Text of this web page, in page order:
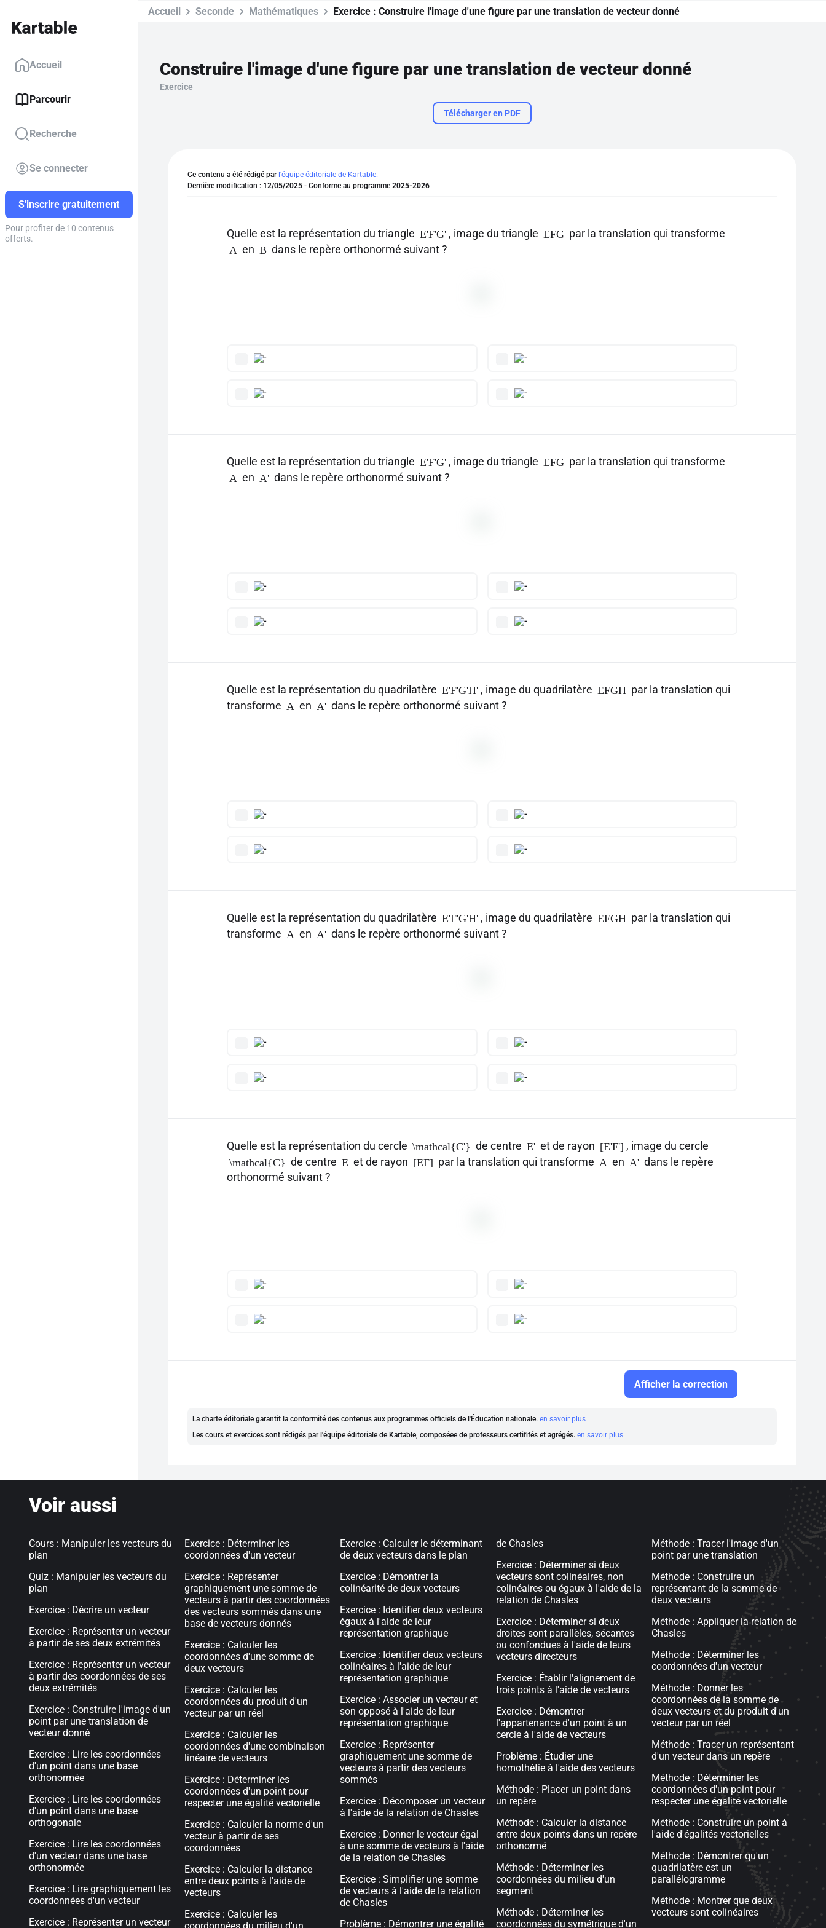
Accueil
Parcourir
Recherche
Se connecter
S'inscrire gratuitement
Pour profiter de 10 contenus
offerts.
Accueil Seconde Mathématiques Exercice : Construire l'image d'une figure par une translation de vecteur donné
Construire l'image d'une figure par une translation de vecteur donné
Exercice
Télécharger en PDF
Ce contenu a été rédigé par l'équipe éditoriale de Kartable.
Dernière modification : 12/05/2025 - Conforme au programme 2025-2026
Quelle est la représentation du triangle E'F'G' , image du triangle EFG par la translation qui transforme
A en B dans le repère orthonormé suivant ?
Quelle est la représentation du triangle E'F'G' , image du triangle EFG par la translation qui transforme
A en A' dans le repère orthonormé suivant ?
Quelle est la représentation du quadrilatère E'F'G'H' , image du quadrilatère EFGH par la translation qui
transforme A en A' dans le repère orthonormé suivant ?
Quelle est la représentation du quadrilatère E'F'G'H' , image du quadrilatère EFGH par la translation qui
transforme A en A' dans le repère orthonormé suivant ?
Quelle est la représentation du cercle \mathcal{C'} de centre E' et de rayon [E'F'] , image du cercle
\mathcal{C} de centre E et de rayon [EF] par la translation qui transforme A en A' dans le repère
orthonormé suivant ?
Afficher la correction
La charte éditoriale garantit la conformité des contenus aux programmes officiels de l'Éducation nationale. en savoir plus
Les cours et exercices sont rédigés par l'équipe éditoriale de Kartable, composéee de professeurs certififés et agrégés. en savoir plus
Voir aussi
Cours : Manipuler les vecteurs du
plan
Quiz : Manipuler les vecteurs du
plan
Exercice : Décrire un vecteur
Exercice : Représenter un vecteur
à partir de ses deux extrémités
Exercice : Représenter un vecteur
à partir des coordonnées de ses
deux extrémités
Exercice : Construire l'image d'un
point par une translation de
vecteur donné
Exercice : Lire les coordonnées
d'un point dans une base
orthonormée
Exercice : Lire les coordonnées
d'un point dans une base
orthogonale
Exercice : Lire les coordonnées
d'un vecteur dans une base
orthonormée
Exercice : Lire graphiquement les
coordonnées d'un vecteur
Exercice : Représenter un vecteur
Exercice : Déterminer les
coordonnées d'un vecteur
Exercice : Représenter
graphiquement une somme de
vecteurs à partir des coordonnées
des vecteurs sommés dans une
base de vecteurs donnés
Exercice : Calculer les
coordonnées d'une somme de
deux vecteurs
Exercice : Calculer les
coordonnées du produit d'un
vecteur par un réel
Exercice : Calculer les
coordonnées d'une combinaison
linéaire de vecteurs
Exercice : Déterminer les
coordonnées d'un point pour
respecter une égalité vectorielle
Exercice : Calculer la norme d'un
vecteur à partir de ses
coordonnées
Exercice : Calculer la distance
entre deux points à l'aide de
vecteurs
Exercice : Calculer les
Exercice : Calculer le déterminant
de deux vecteurs dans le plan
Exercice : Démontrer la
colinéarité de deux vecteurs
Exercice : Identifier deux vecteurs
égaux à l'aide de leur
représentation graphique
Exercice : Identifier deux vecteurs
colinéaires à l'aide de leur
représentation graphique
Exercice : Associer un vecteur et
son opposé à l'aide de leur
représentation graphique
Exercice : Représenter
graphiquement une somme de
vecteurs à partir des vecteurs
sommés
Exercice : Décomposer un vecteur
à l'aide de la relation de Chasles
Exercice : Donner le vecteur égal
à une somme de vecteurs à l'aide
de la relation de Chasles
Exercice : Simplifier une somme
de vecteurs à l'aide de la relation
de Chasles
Problème : Démontrer une égalité
de Chasles
Exercice : Déterminer si deux
vecteurs sont colinéaires, non
colinéaires ou égaux à l'aide de la
relation de Chasles
Exercice : Déterminer si deux
droites sont parallèles, sécantes
ou confondues à l'aide de leurs
vecteurs directeurs
Exercice : Établir l'alignement de
trois points à l'aide de vecteurs
Exercice : Démontrer
l'appartenance d'un point à un
cercle à l'aide de vecteurs
Problème : Étudier une
homothétie à l'aide des vecteurs
Méthode : Placer un point dans
un repère
Méthode : Calculer la distance
entre deux points dans un repère
orthonormé
Méthode : Déterminer les
coordonnées du milieu d'un
segment
Méthode : Déterminer les
coordonnées du symétrique d'un
Méthode : Tracer l'image d'un
point par une translation
Méthode : Construire un
représentant de la somme de
deux vecteurs
Méthode : Appliquer la relation de
Chasles
Méthode : Déterminer les
coordonnées d'un vecteur
Méthode : Donner les
coordonnées de la somme de
deux vecteurs et du produit d'un
vecteur par un réel
Méthode : Tracer un représentant
d'un vecteur dans un repère
Méthode : Déterminer les
coordonnées d'un point pour
respecter une égalité vectorielle
Méthode : Construire un point à
l'aide d'égalités vectorielles
Méthode : Démontrer qu'un
quadrilatère est un
parallélogramme
Méthode : Montrer que deux
vecteurs sont colinéaires